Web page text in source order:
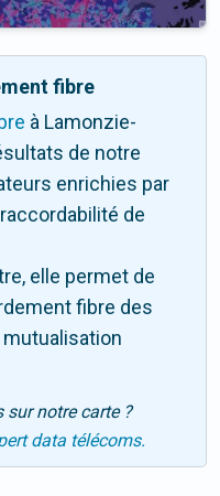
fibre
à Lamonzie-
de notre
enrichies par
de
elle permet de
fibre des
sur notre carte ?
data télécoms.